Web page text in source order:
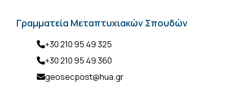
Γραμματεία Μεταπτυχιακών Σπουδών
+30 210 95 49 325
+30 210 95 49 360
geosecpost@hua.gr